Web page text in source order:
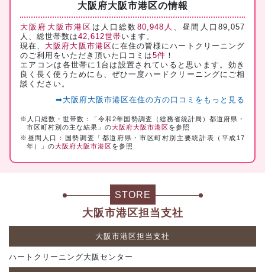
大阪府大阪市港区の情報
大阪府大阪市港区 は人口総数 80,948人 、昼間人口89,057
人、総世帯数は42,612世帯います。
現在、 大阪府大阪市港区に在住の皆様にハートクリーニング
のご利用をいただき頂いた口コミは5件 ！
エアコンは各世帯に1台は設置されていると思います。効き
良く長く使うためにも、ぜひ一度ハードクリーニングにご相
談ください。
➡大阪府大阪市港区在住の方の口コミをもっと見る
※人口総数・世帯数：「令和2年国勢調査（総務省統計局）都道府県・
市区町村別の主な結果」の大阪府大阪市港区を参照
※昼間人口：国勢調査「都道府県・市区町村別主要統計表（平成17
年）」の大阪府大阪市港区を参照
STORE
大阪市港区担当支社
大阪市港区担当支社
ハートクリーニング大阪センター